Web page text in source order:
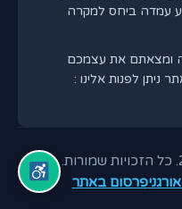
עמדה ביחס למקרה
ומצאתם את עצמכם
ניתן לפנות אלינו :
פרסום באתר